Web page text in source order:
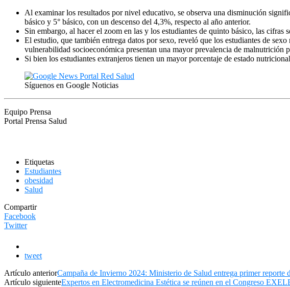
Al examinar los resultados por nivel educativo, se observa una disminución
básico y 5° básico, con un descenso del 4,3%, respecto al año anterior.
Sin embargo, al hacer el zoom en las y los estudiantes de quinto básico, las cifras
El estudio, que también entrega datos por sexo, reveló que los estudiantes de
vulnerabilidad socioeconómica presentan una mayor prevalencia de malnutrición
Si bien los estudiantes extranjeros tienen un mayor porcentaje de estado
Síguenos en Google Noticias
Equipo Prensa
Portal Prensa Salud
Etiquetas
Estudiantes
obesidad
Salud
Compartir
Facebook
Twitter
tweet
Artículo anteriorCampaña de Invierno 2024: Ministerio de Salud entrega primer reporte
Artículo siguienteExpertos en Electromedicina Estética se reúnen en el Congreso